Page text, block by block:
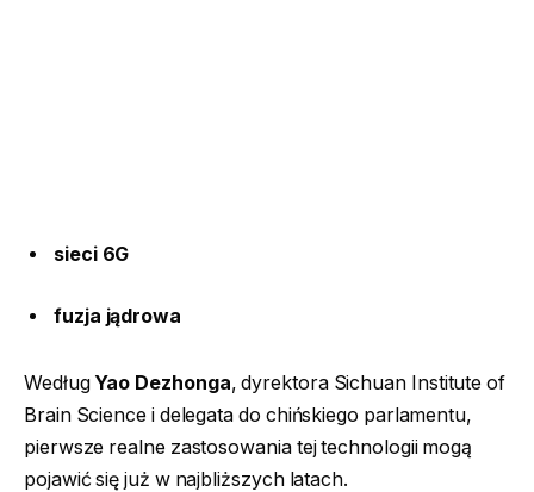
sieci 6G
fuzja jądrowa
Według Yao Dezhonga, dyrektora Sichuan Institute of
Brain Science i delegata do chińskiego parlamentu,
pierwsze realne zastosowania tej technologii mogą
pojawić się już w najbliższych latach.